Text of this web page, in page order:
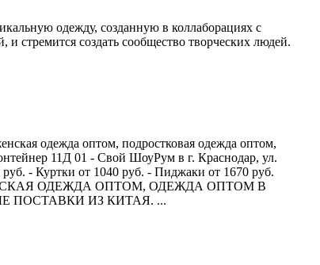
одежду, созданную в коллаборациях с
стремится создать сообщество творческих людей.
одежда оптом, подростковая одежда оптом,
11Д 01 - Свой ШоуРум в г. Краснодар, ул.
- Куртки от 1040 руб. - Пиджаки от 1670 руб.
МУЖСКАЯ ОДЕЖДА ОПТОМ, ОДЕЖДА ОПТОМ В
ПОСТАВКИ ИЗ КИТАЯ. ...